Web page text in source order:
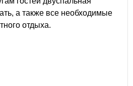
а также все необходимые
отдыха.